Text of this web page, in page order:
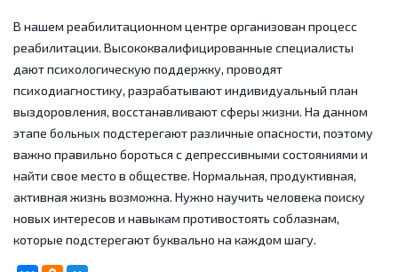
В нашем реабилитационном центре организован процесс
реабилитации. Высококвалифицированные специалисты
дают психологическую поддержку, проводят
психодиагностику, разрабатывают индивидуальный план
выздоровления, восстанавливают сферы жизни. На данном
этапе больных подстерегают различные опасности, поэтому
важно правильно бороться с депрессивными состояниями и
найти свое место в обществе. Нормальная, продуктивная,
активная жизнь возможна. Нужно научить человека поиску
новых интересов и навыкам противостоять соблазнам,
которые подстерегают буквально на каждом шагу.